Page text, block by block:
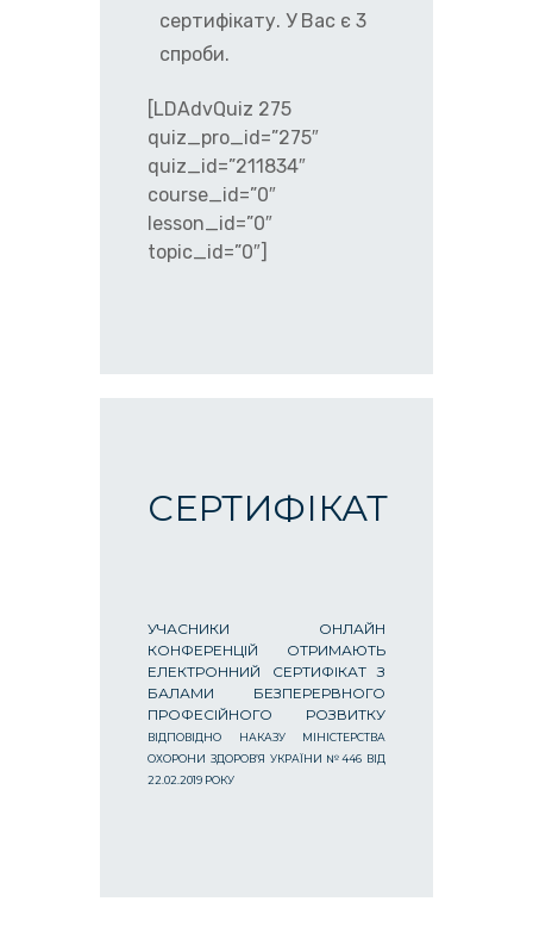
сертифікату. У Вас є 3
спроби.
[LDAdvQuiz 275
quiz_pro_id=”275″
quiz_id=”211834″
course_id=”0″
lesson_id=”0″
topic_id=”0″]
СЕРТИФІКАТ
УЧАСНИКИ ОНЛАЙН
КОНФЕРЕНЦІЙ ОТРИМАЮТЬ
ЕЛЕКТРОННИЙ СЕРТИФІКАТ З
БАЛАМИ БЕЗПЕРЕРВНОГО
ПРОФЕСІЙНОГО РОЗВИТКУ
ВІДПОВІДНО НАКАЗУ МІНІСТЕРСТВА
ОХОРОНИ ЗДОРОВ’Я УКРАЇНИ №446 ВІД
22.02.2019 РОКУ